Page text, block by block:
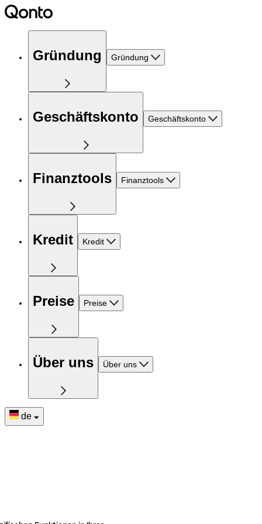
Gründung Gründung
Geschäftskonto Geschäftskonto
Finanztools Finanztools
Kredit Kredit
Preise Preise
Über uns Über uns
de